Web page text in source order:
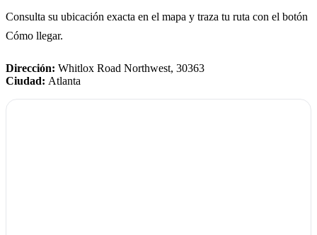
Consulta su ubicación exacta en el mapa y traza tu ruta con el botón
Cómo llegar.
Dirección: Whitlox Road Northwest, 30363
Ciudad: Atlanta